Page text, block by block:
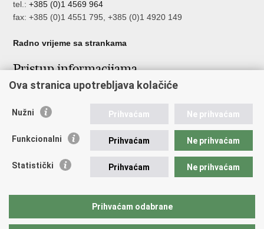
tel.:+385 (0)1 4569 964
fax: +385 (0)1 4551 795, +385 (0)1 4920 149
Radno vrijeme sa strankama
Pristup informacijama
Pristup informacijama
Nepravilnosti
Javna nabava u MVEP-u
Nadzor rada i unutarnja revizija službe vanjskih poslova
Ova stranica upotrebljava kolačiće
Nužni Prihvaćam Ne prihvaćam
Funkcionalni Prihvaćam Ne prihvaćam
Statistički Prihvaćam Ne prihvaćam
Prihvaćam odabrane